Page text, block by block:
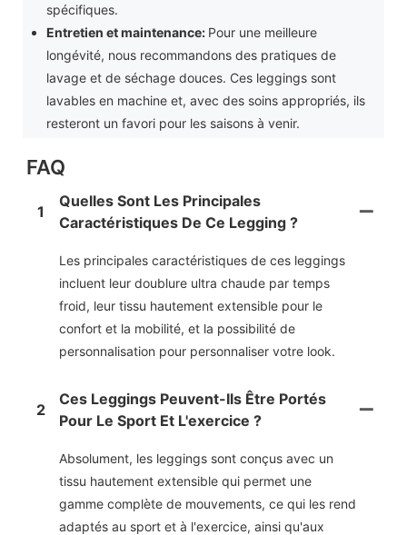
spécifiques.
Entretien et maintenance: Pour une meilleure
longévité, nous recommandons des pratiques de
lavage et de séchage douces. Ces leggings sont
lavables en machine et, avec des soins appropriés, ils
resteront un favori pour les saisons à venir.
FAQ
1
Quelles Sont Les Principales
Caractéristiques De Ce Legging ?
Les principales caractéristiques de ces leggings
incluent leur doublure ultra chaude par temps
froid, leur tissu hautement extensible pour le
confort et la mobilité, et la possibilité de
personnalisation pour personnaliser votre look.
2
Ces Leggings Peuvent-Ils Être Portés
Pour Le Sport Et L'exercice ?
Absolument, les leggings sont conçus avec un
tissu hautement extensible qui permet une
gamme complète de mouvements, ce qui les rend
adaptés au sport et à l'exercice, ainsi qu'aux